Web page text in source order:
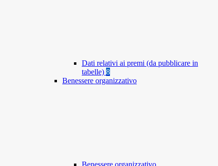
Dati relativi ai premi (da pubblicare in
tabelle) 8
Benessere organizzativo